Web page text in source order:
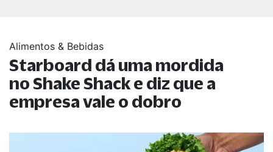
Alimentos & Bebidas
Starboard dá uma mordida
no Shake Shack e diz que a
empresa vale o dobro